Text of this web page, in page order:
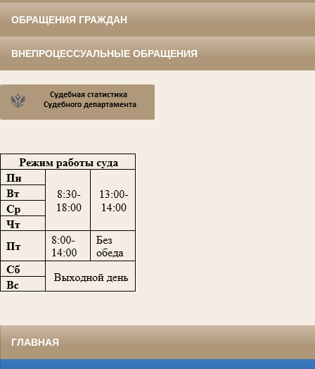
ОБРАЩЕНИЯ ГРАЖДАН
ВНЕПРОЦЕССУАЛЬНЫЕ ОБРАЩЕНИЯ
ГЛАВНАЯ